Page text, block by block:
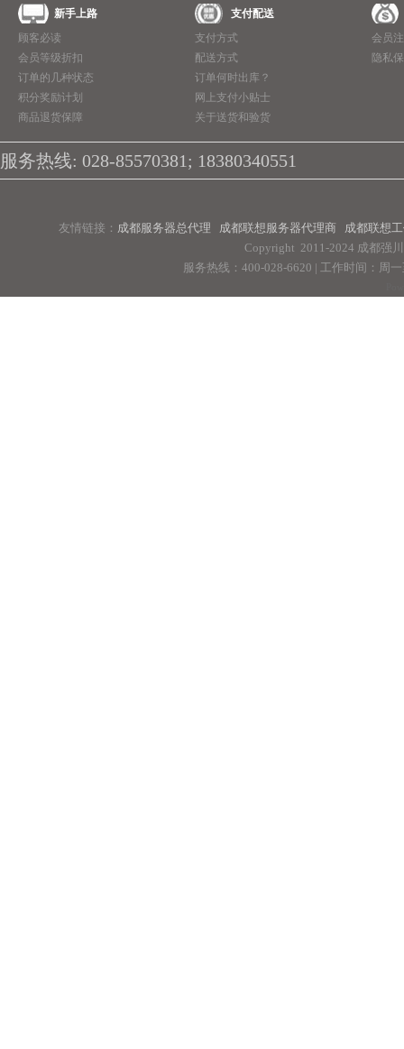
新手上路
顾客必读
会员等级折扣
订单的几种状态
积分奖励计划
商品退货保障
支付配送
支付方式
配送方式
订单何时出库？
网上支付小贴士
关于送货和验货
会员
隐私
服务热线: 028-85570381; 18380340551
友情链接： 成都服务器总代理 成都联想服务器代理商
成都联想
Copyright 2011-2024 成都强
服务热线：400-028-6620 | 工作时间：周